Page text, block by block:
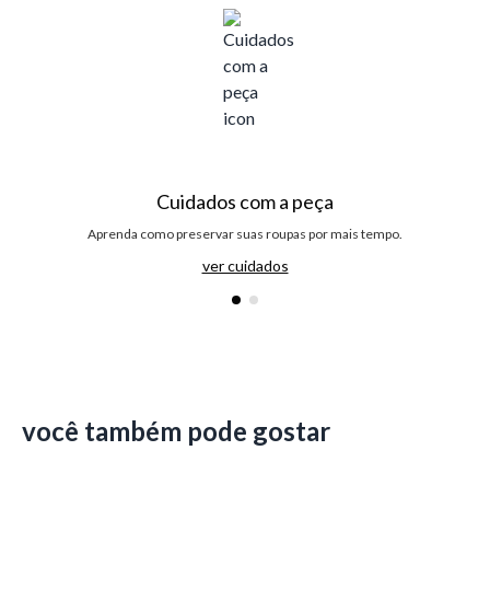
Cuidados com a peça
Aprenda como preservar suas roupas por mais tempo.
ver cuidados
você também pode gostar